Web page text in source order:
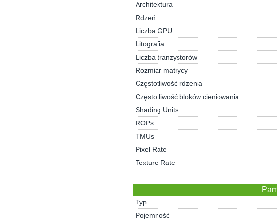
Architektura
Rdzeń
Liczba GPU
Litografia
Liczba tranzystorów
Rozmiar matrycy
Częstotliwość rdzenia
Częstotliwość bloków cieniowania
Shading Units
ROPs
TMUs
Pixel Rate
Texture Rate
Typ
Pojemność